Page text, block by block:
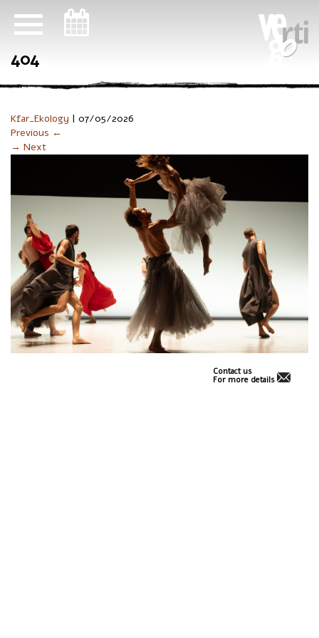
404
Kfar_Ekology | 07/05/2026
Previous ←
→ Next
Contact us
For more details